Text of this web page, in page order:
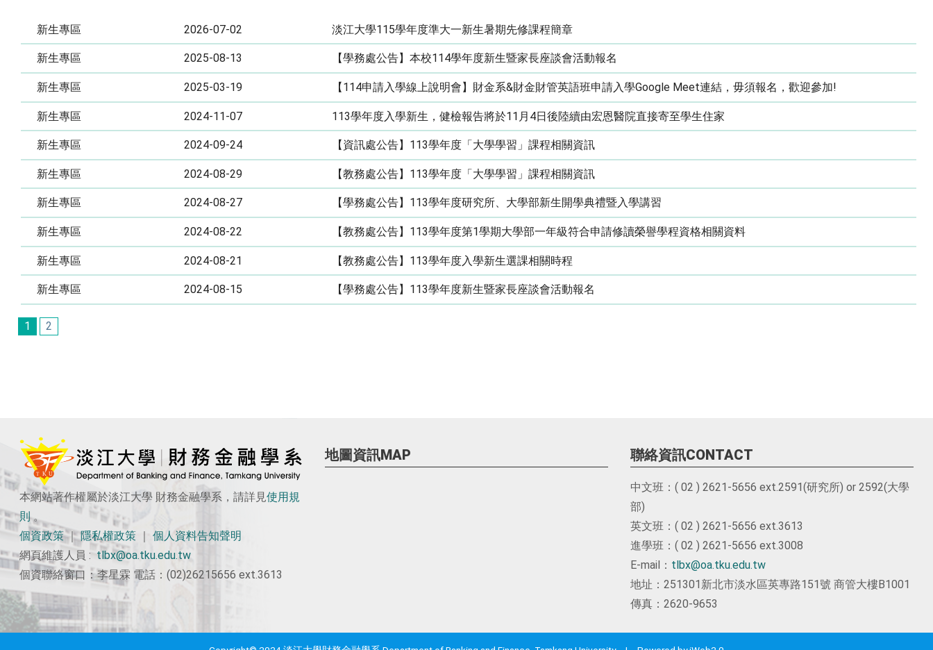
新生專區 2026-07-02 淡江大學115學年度準大一新生暑期先修課程簡章
新生專區 2025-08-13 【學務處公告】本校114學年度新生暨家長座談會活動報名
新生專區 2025-03-19 【114申請入學線上說明會】財金系&財金財管英語班申請入學Google Meet連結，毋須報名，歡迎參加!
新生專區 2024-11-07 113學年度入學新生，健檢報告將於11月4日後陸續由宏恩醫院直接寄至學生住家
新生專區 2024-09-24 【資訊處公告】113學年度「大學學習」課程相關資訊
新生專區 2024-08-29 【教務處公告】113學年度「大學學習」課程相關資訊
新生專區 2024-08-27 【學務處公告】113學年度研究所、大學部新生開學典禮暨入學講習
新生專區 2024-08-22 【教務處公告】113學年度第1學期大學部一年級符合申請修讀榮譽學程資格相關資料
新生專區 2024-08-21 【教務處公告】113學年度入學新生選課相關時程
新生專區 2024-08-15 【學務處公告】113學年度新生暨家長座談會活動報名
1 2
本網站著作權屬於淡江大學 財務金融學系，請詳見使用規
則。
個資政策｜隱私權政策 ｜ 個人資料告知聲明
網頁維護人員 : tlbx@oa.tku.edu.tw
個資聯絡窗口：李星霖 電話：(02)26215656 ext.3613
地圖資訊MAP 聯絡資訊CONTACT
中文班：( 02 ) 2621-5656 ext.2591(研究所) or 2592(大學
部)
英文班：( 02 ) 2621-5656 ext.3613
進學班：( 02 ) 2621-5656 ext.3008
E-mail： tlbx@oa.tku.edu.tw
地址：251301新北市淡水區英專路151號 商管大樓B1001
傳真：2620-9653